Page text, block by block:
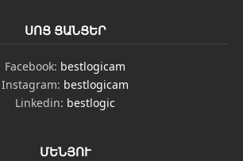
ՍՈՑ ՑԱՆՑԵՐ
Facebook: bestlogicam
Instagram: bestlogicam
Linkedin: bestlogic
ՄԵՆՅՈՒ